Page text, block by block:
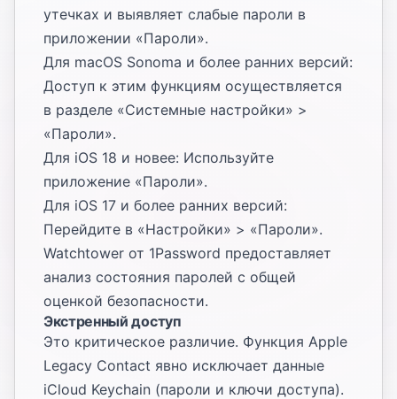
утечках и выявляет слабые пароли в
приложении «Пароли».
Для macOS Sonoma и более ранних версий:
Доступ к этим функциям осуществляется
в разделе «Системные настройки» >
«Пароли».
Для iOS 18 и новее: Используйте
приложение «Пароли».
Для iOS 17 и более ранних версий:
Перейдите в «Настройки» > «Пароли».
Watchtower от 1Password предоставляет
анализ состояния паролей с общей
оценкой безопасности.
Экстренный доступ
Это критическое различие. Функция Apple
Legacy Contact явно исключает данные
iCloud Keychain (пароли и ключи доступа).